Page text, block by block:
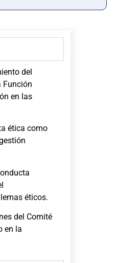
del
Función
en las
ética como
éticos.
del Comité
en la